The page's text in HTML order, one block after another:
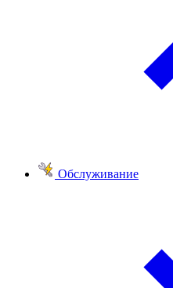
Обслуживание